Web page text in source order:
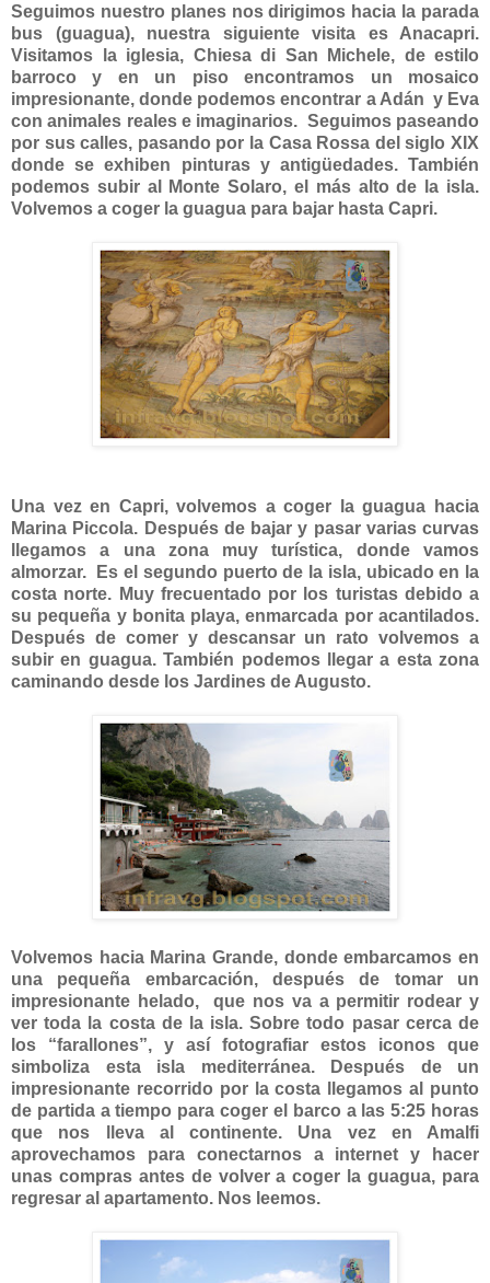
Seguimos nuestro planes nos dirigimos hacia la parada
bus (guagua), nuestra siguiente visita es Anacapri.
Visitamos la iglesia, Chiesa di San Michele, de estilo
barroco y en un piso encontramos un mosaico
impresionante, donde podemos encontrar a Adán y Eva
con animales reales e imaginarios. Seguimos paseando
por sus calles, pasando por la Casa Rossa del siglo XIX
donde se exhiben pinturas y antigüedades. También
podemos subir al Monte Solaro, el más alto de la isla.
Volvemos a coger la guagua para bajar hasta Capri.
Una vez en Capri, volvemos a coger la guagua hacia
Marina Piccola. Después de bajar y pasar varias curvas
llegamos a una zona muy turística, donde vamos
almorzar. Es el segundo puerto de la isla, ubicado en la
costa norte. Muy frecuentado por los turistas debido a
su pequeña y bonita playa, enmarcada por acantilados.
Después de comer y descansar un rato volvemos a
subir en guagua. También podemos llegar a esta zona
caminando desde los Jardines de Augusto.
Volvemos hacia Marina Grande, donde embarcamos en
una pequeña embarcación, después de tomar un
impresionante helado, que nos va a permitir rodear y
ver toda la costa de la isla. Sobre todo pasar cerca de
los “farallones”, y así fotografiar estos iconos que
simboliza esta isla mediterránea. Después de un
impresionante recorrido por la costa llegamos al punto
de partida a tiempo para coger el barco a las 5:25 horas
que nos lleva al continente. Una vez en Amalfi
aprovechamos para conectarnos a internet y hacer
unas compras antes de volver a coger la guagua, para
regresar al apartamento. Nos leemos.